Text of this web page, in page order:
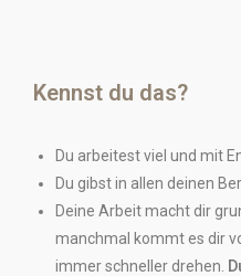
Kennst du das?
Du arbeitest viel und mit
Du gibst in allen deinen
Deine Arbeit macht dir
manchmal kommt es dir
immer schneller drehen.